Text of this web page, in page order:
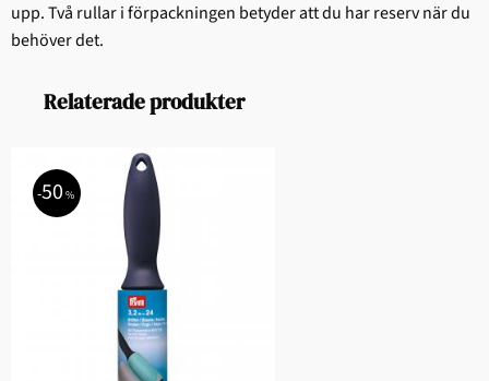
upp. Två rullar i förpackningen betyder att du har reserv när du
behöver det.
Relaterade produkter
50 %